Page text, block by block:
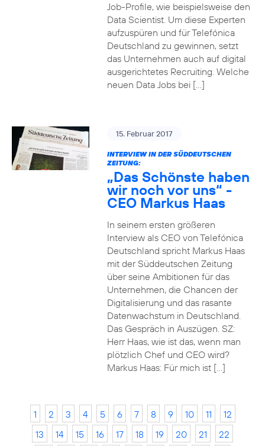
Job-Profile, wie beispielsweise den
Data Scientist. Um diese Experten
aufzuspüren und für Telefónica
Deutschland zu gewinnen, setzt
das Unternehmen auch auf digital
ausgerichtetes Recruiting. Welche
neuen Data Jobs bei […]
15. Februar 2017
INTERVIEW IN DER SÜDDEUTSCHEN
ZEITUNG:
„Das Schönste haben
wir noch vor uns“ -
CEO Markus Haas
In seinem ersten größeren
Interview als CEO von Telefónica
Deutschland spricht Markus Haas
mit der Süddeutschen Zeitung
über seine Ambitionen für das
Unternehmen, die Chancen der
Digitalisierung und das rasante
Datenwachstum in Deutschland.
Das Gespräch in Auszügen. SZ:
Herr Haas, wie ist das, wenn man
plötzlich Chef und CEO wird?
Markus Haas: Für mich ist […]
1 2 3 4 5 6 7 8 9 10 11
12
13
14 15 16 17 18 19 20 21
22